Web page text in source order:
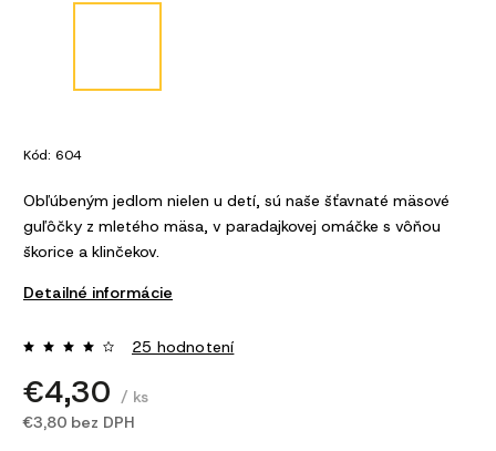
Kód: 604
Obľúbeným jedlom nielen u detí, sú naše šťavnaté mäsové
guľôčky z mletého mäsa, v paradajkovej omáčke s vôňou
škorice a klinčekov.
Detailné informácie
25 hodnotení
€4,30
/ ks
€3,80 bez DPH